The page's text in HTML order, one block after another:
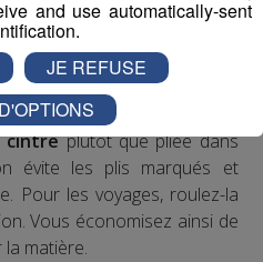
les odeurs corporelles
Portez en dessous
ou un haut qui absorbe la
cintreplutôt que pliée dans
évite les plis marqués et
Pour les voyages, roulez-la
Vous économisez ainsi de
matière.
and use automatically-sent
JE REFUSE